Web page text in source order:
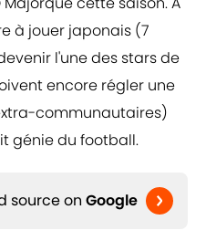
à jouer japonais (7
l'une des stars de
encore régler une
communautaires)
génie du football.
source on Google